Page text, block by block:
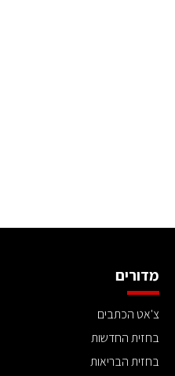
מדורים
צ'אט הכתבים
בחזית החדשות
בחזית הבריאות